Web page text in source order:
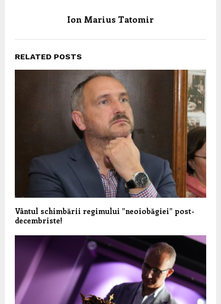
Ion Marius Tatomir
RELATED POSTS
Vântul schimbării regimului ”neoiobăgiei” post-
decembriste!